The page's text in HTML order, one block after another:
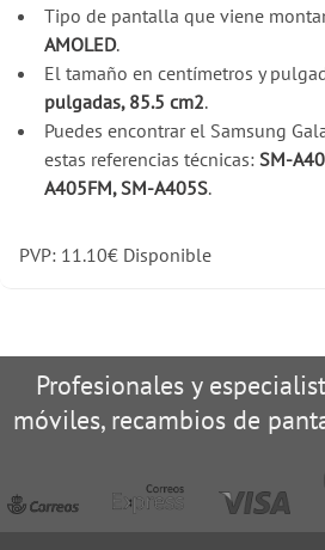
Tipo de pantalla que viene
AMOLED.
El tamaño en centímetros y
pulgadas, 85.5 cm2.
Puedes encontrar el Samsung
estas referencias técnicas: SM-
A405FM, SM-A405S.
PVP: 11.10€ Disponible
Profesionales y
móviles, recambios de